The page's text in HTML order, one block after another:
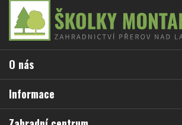
a
í
O nás
Informace